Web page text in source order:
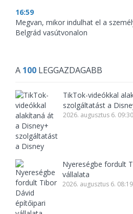
16:59
Megvan, mikor indulhat el a
Belgrád vasútvonalon
A 100 LEGGAZDAGABB
TikTok-videókkal
szolgáltatást a
2026. augusztus 6. 09:30
Nyereségbe fordult
vállalata
2026. augusztus 6. 08:19